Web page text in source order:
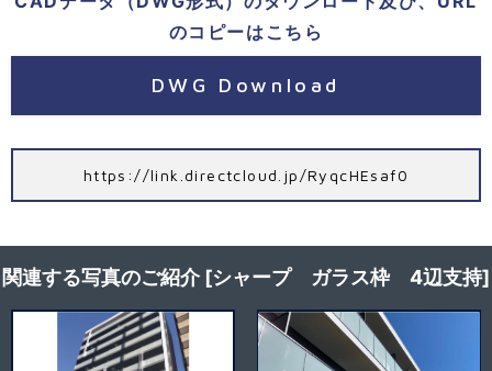
のコピーはこちら
DWG Download
https://link.directcloud.jp/RyqcHEsaf0
関連する写真のご紹介 [シャープ ガラス枠 4辺支持]